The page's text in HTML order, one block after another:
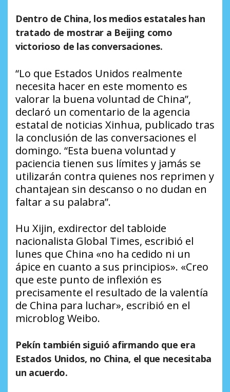
Dentro de China, los medios estatales han
tratado de mostrar a Beijing como
victorioso de las conversaciones.
“Lo que Estados Unidos realmente
necesita hacer en este momento es
valorar la buena voluntad de China”,
declaró un comentario de la agencia
estatal de noticias Xinhua, publicado tras
la conclusión de las conversaciones el
domingo. “Esta buena voluntad y
paciencia tienen sus límites y jamás se
utilizarán contra quienes nos reprimen y
chantajean sin descanso o no dudan en
faltar a su palabra”.
Hu Xijin, exdirector del tabloide
nacionalista Global Times, escribió el
lunes que China «no ha cedido ni un
ápice en cuanto a sus principios». «Creo
que este punto de inflexión es
precisamente el resultado de la valentía
de China para luchar», escribió en el
microblog Weibo.
Pekín también siguió afirmando que era
Estados Unidos, no China, el que necesitaba
un acuerdo.